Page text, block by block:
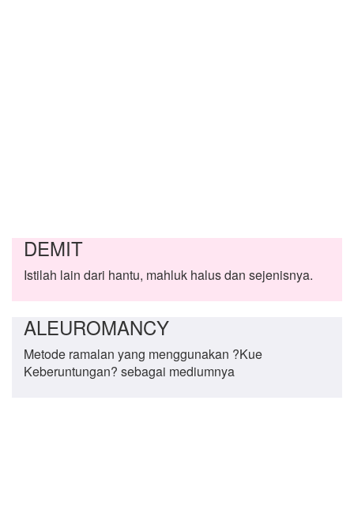
DEMIT
Istilah lain dari hantu, mahluk halus dan sejenisnya.
ALEUROMANCY
Metode ramalan yang menggunakan ?Kue
Keberuntungan? sebagai mediumnya